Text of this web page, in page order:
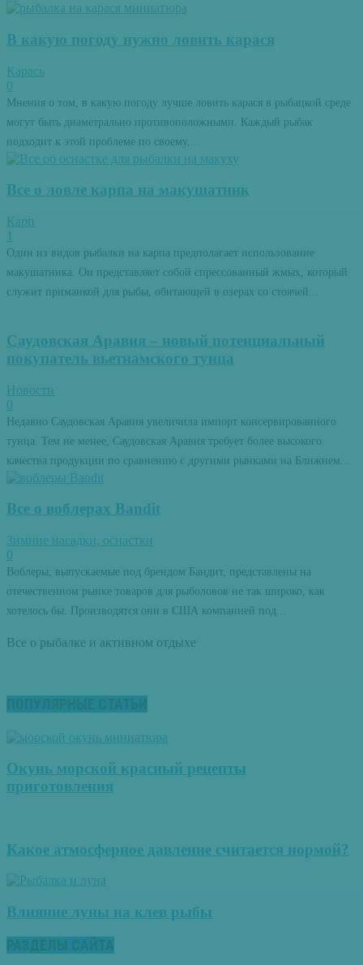
В какую погоду нужно ловить карася
Карась
0
Мнения о том, в какую погоду лучше ловить карася в рыбацкой среде
могут быть диаметрально противоположными. Каждый рыбак
подходит к этой проблеме по своему,...
Все о ловле карпа на макушатник
Карп
1
Один из видов рыбалки на карпа предполагает использование
макушатника. Он представляет собой спрессованный жмых, который
служит приманкой для рыбы, обитающей в озерах со стоячей...
Саудовская Аравия – новый потенциальный
покупатель вьетнамского тунца
Новости
0
Недавно Саудовская Аравия увеличила импорт консервированного
тунца. Тем не менее, Саудовская Аравия требует более высокого
качества продукции по сравнению с другими рынками на Ближнем...
Все о воблерах Bandit
Зимние насадки, оснастки
0
Воблеры, выпускаемые под брендом Бандит, представлены на
отечественном рынке товаров для рыболовов не так широко, как
хотелось бы. Производятся они в США компанией под...
Все о рыбалке и активном отдыхе
ПОПУЛЯРНЫЕ СТАТЬИ
Окунь морской красный рецепты
приготовления
Какое атмосферное давление считается нормой?
Влияние луны на клев рыбы
РАЗДЕЛЫ САЙТА